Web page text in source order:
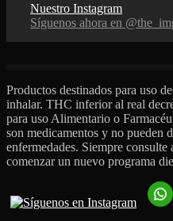
Nuestro Instagram
Síguenos ahora en
Productos destinados para uso
inhalar. THC inferior al real
para uso Alimentario o
son medicamentos y no pueden
enfermedades. Siempre
comenzar un nuevo programa